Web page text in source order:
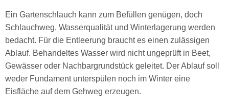
Ein Gartenschlauch kann zum Befüllen genügen, doch
Schlauchweg, Wasserqualität und Winterlagerung werden
bedacht. Für die Entleerung braucht es einen zulässigen
Ablauf. Behandeltes Wasser wird nicht ungeprüft in Beet,
Gewässer oder Nachbargrundstück geleitet. Der Ablauf soll
weder Fundament unterspülen noch im Winter eine
Eisfläche auf dem Gehweg erzeugen.